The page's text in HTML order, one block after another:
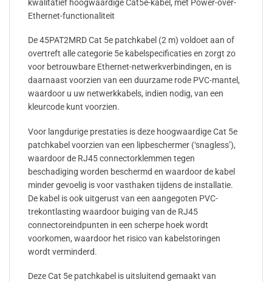
kwalitatief hoogwaardige Cat5e-kabel, met Power-over-
Ethernet-functionaliteit
De 45PAT2MRD Cat 5e patchkabel (2 m) voldoet aan of
overtreft alle categorie 5e kabelspecificaties en zorgt zo
voor betrouwbare Ethernet-netwerkverbindingen, en is
daarnaast voorzien van een duurzame rode PVC-mantel,
waardoor u uw netwerkkabels, indien nodig, van een
kleurcode kunt voorzien.
Voor langdurige prestaties is deze hoogwaardige Cat 5e
patchkabel voorzien van een lipbeschermer (‘snagless’),
waardoor de RJ45 connectorklemmen tegen
beschadiging worden beschermd en waardoor de kabel
minder gevoelig is voor vasthaken tijdens de installatie.
De kabel is ook uitgerust van een aangegoten PVC-
trekontlasting waardoor buiging van de RJ45
connectoreindpunten in een scherpe hoek wordt
voorkomen, waardoor het risico van kabelstoringen
wordt verminderd.
Deze Cat 5e patchkabel is uitsluitend gemaakt van